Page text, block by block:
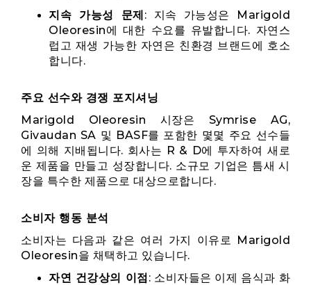
지속 가능성 문제: 지속 가능성은 Marigold
Oleoresin에 대한 수요를 유발합니다. 자연스
럽고 재생 가능한 자연은 친환경 브랜드에 호소
합니다.
주요 선수와 경쟁 포지셔닝
Marigold Oleoresin 시장은 Symrise AG,
Givaudan SA 및 BASF를 포함한 몇몇 주요 선수들
에 의해 지배됩니다. 회사는 R & D에 투자하여 새로
운 제품을 만들고 성장합니다. 소규모 기업은 틈새 시
장을 특수한 제품으로 대상으로합니다.
소비자 행동 분석
소비자는 다음과 같은 여러 가지 이유로 Marigold
Oleoresin을 채택하고 있습니다.
자연 건강상의 이점 : 소비자들은 이제 음식과 화